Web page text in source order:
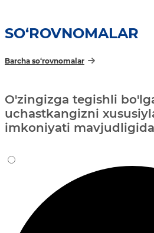
SO‘ROVNOMALAR
Barcha so‘rovnomalar
O'zingizga tegishli
uchastkangizni
imkoniyati